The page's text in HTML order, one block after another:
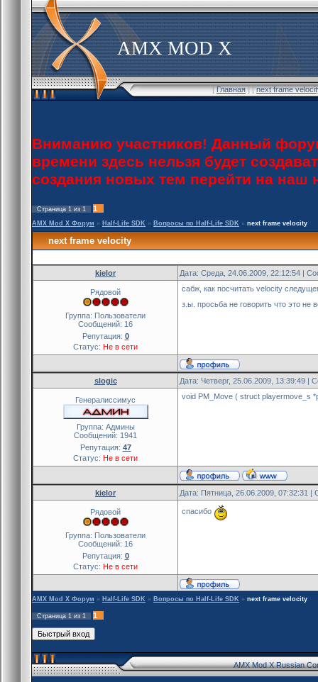
AMX MOD X
[Главная] [next frame
Вниманию участников! Данный
времени здесь нельзя будет
создания новых тем перейти на
Страница 1 из 1 1
AMX Mod X Форум » Half-Life SDK » Вопросы по Half-Life SDK » next frame velocity
next frame velocity
kielor Дата: Среда, 24.06.2009, 22:12:54 |
Рядовой
Группа: Пользователи
Сообщений: 16
Репутация: 0
Статус: Не в сети
сабж, как посчитать velocity
з.ы. просьба не говорить что это
slogic Дата: Четверг, 25.06.2009, 13:39:49 |
Генералиссимус
Группа: Админы
Сообщений: 1941
Репутация: 47
Статус: Не в сети
void PM_Move ( struct playermove_s
kielor Дата: Пятница, 26.06.2009, 07:32:31
Рядовой
Группа: Пользователи
Сообщений: 16
Репутация: 0
Статус: Не в сети
спасибо
AMX Mod X Форум » Half-Life SDK » Вопросы по Half-Life SDK » next frame velocity
Страница 1 из 1 1
AMX Mod X Russian